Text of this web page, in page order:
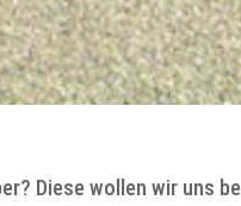
Diese wollen wir uns